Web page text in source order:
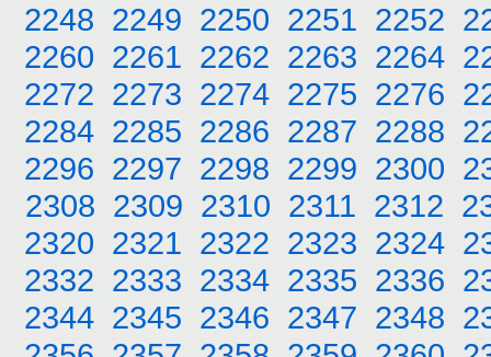
2248 2249 2250 2251 2252
2260 2261 2262 2263 2264
2272 2273 2274 2275 2276
2284 2285 2286 2287 2288
2296 2297 2298 2299 2300
2308 2309 2310 2311 2312
2320 2321 2322 2323 2324
2332 2333 2334 2335 2336
2344 2345 2346 2347 2348